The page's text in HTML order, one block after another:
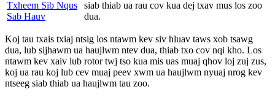
Txheem Sib Nqus
Sab Hauv
siab thiab ua rau cov kua dej txav mus los zoo
dua.
Koj tau txais txiaj ntsig los ntawm kev siv hluav taws xob tsawg
dua, lub sijhawm ua haujlwm ntev dua, thiab txo cov nqi kho. Los
ntawm kev xaiv lub rotor twj tso kua mis uas muaj qhov loj zuj zus,
koj ua rau koj lub cev muaj peev xwm ua haujlwm nyuaj nrog kev
ntseeg siab thiab ua haujlwm tau zoo.